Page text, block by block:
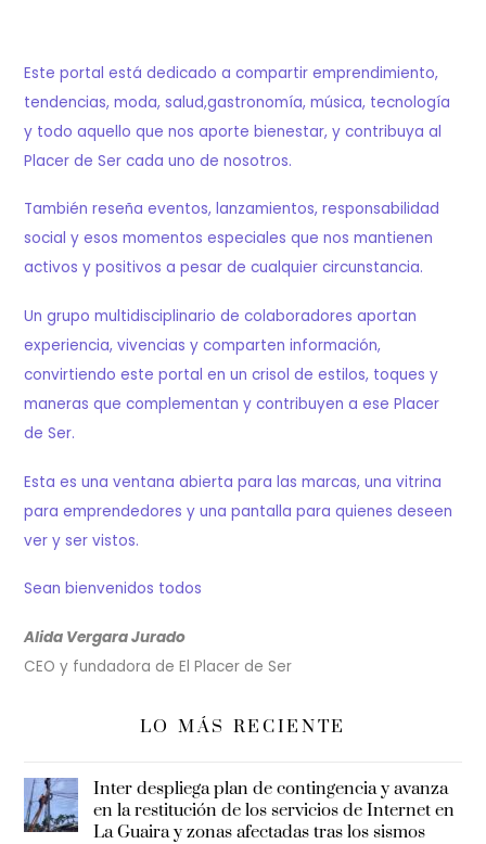
Este portal está dedicado a compartir emprendimiento,
tendencias, moda, salud,gastronomía, música, tecnología
y todo aquello que nos aporte bienestar, y contribuya al
Placer de Ser cada uno de nosotros.
También reseña eventos, lanzamientos, responsabilidad
social y esos momentos especiales que nos mantienen
activos y positivos a pesar de cualquier circunstancia.
Un grupo multidisciplinario de colaboradores aportan
experiencia, vivencias y comparten información,
convirtiendo este portal en un crisol de estilos, toques y
maneras que complementan y contribuyen a ese Placer
de Ser.
Esta es una ventana abierta para las marcas, una vitrina
para emprendedores y una pantalla para quienes deseen
ver y ser vistos.
Sean bienvenidos todos
Alida Vergara Jurado
CEO y fundadora de El Placer de Ser
LO MÁS RECIENTE
Inter despliega plan de contingencia y avanza
en la restitución de los servicios de Internet en
La Guaira y zonas afectadas tras los sismos